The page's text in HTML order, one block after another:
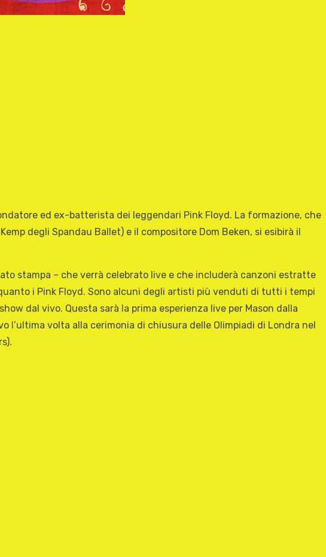
ed ex-batterista dei leggendari Pink Floyd. La formazione, che
degli Spandau Ballet) e il compositore Dom Beken, si esibirà il
stampa – che verrà celebrato live e che includerà canzoni estratte
i Pink Floyd. Sono alcuni degli artisti più venduti di tutti i tempi
dal vivo. Questa sarà la prima esperienza live per Mason dalla
l’ultima volta alla cerimonia di chiusura delle Olimpiadi di Londra nel